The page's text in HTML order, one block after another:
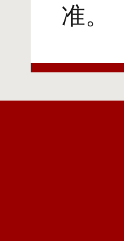
准。